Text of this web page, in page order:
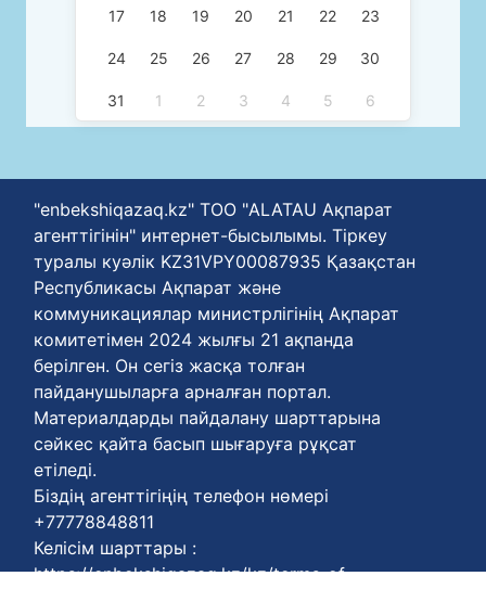
17 18 19 20 21 22 23
24 25 26 27 28 29 30
31 1 2 3 4 5 6
"enbekshiqazaq.kz" ТОО "ALATAU Ақпарат
агенттігінін" интернет-бысылымы. Тіркеу
туралы куәлік KZ31VPY00087935 Қазақстан
Республикасы Ақпарат және
коммуникациялар министрлігінің Ақпарат
комитетімен 2024 жылғы 21 ақпанда
берілген. Он сегіз жасқа толған
пайданушыларға арналған портал.
Материалдарды пайдалану шарттарына
сәйкес қайта басып шығаруға рұқсат
етіледі.
Біздің агенттігіңің телефон нөмері
+77778848811
Келісім шарттары :
https://enbekshiqazaq.kz/kz/terms-of-